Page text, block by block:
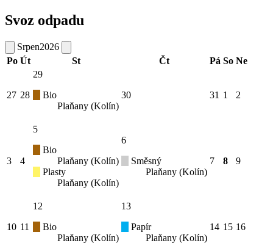
Svoz odpadu
Srpen2026
Po Út St Čt Pá So Ne
27 28
29
Bio
Plaňany (Kolín)
30 31 1 2
3 4
5
Bio
Plaňany (Kolín)
Plasty
Plaňany (Kolín)
6
Směsný
Plaňany (Kolín)
7 8 9
10 11
12
Bio
Plaňany (Kolín)
13
Papír
Plaňany (Kolín)
14 15 16